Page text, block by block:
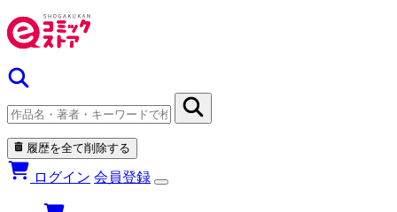
履歴を全て削除する
ログイン 会員登録